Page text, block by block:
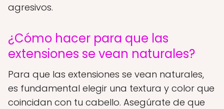
agresivos.
¿Cómo hacer para que las
extensiones se vean naturales?
Para que las extensiones se vean naturales,
es fundamental elegir una textura y color que
coincidan con tu cabello. Asegúrate de que